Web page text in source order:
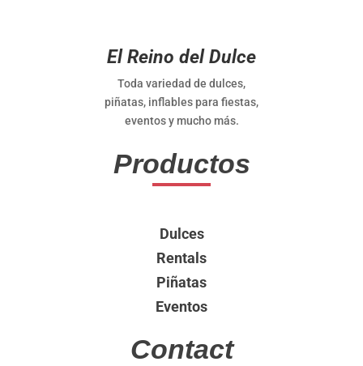
El Reino del Dulce
Toda variedad de dulces,
piñatas, inflables para fiestas,
eventos y mucho más.
Productos
Dulces
Rentals
Piñatas
Eventos
Contact